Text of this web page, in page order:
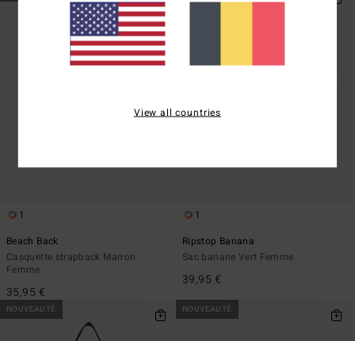
1
Beach Back
Casquette strapback Marron
Femme
35,95 €
1
Ripstop Banana
Sac banane Vert Femme
39,95 €
NOUVEAUTÉ NOUVEAUTÉ
View all countries